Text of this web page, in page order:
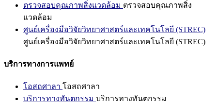
ตรวจสอบคุณภาพสิ่งแวดล้อม ตรวจสอบคุณภาพสิ่ง
แวดล้อม
ศูนย์เครื่องมือวิจัยวิทยาศาสตร์และเทคโนโลยี (STREC)
ศูนย์เครื่องมือวิจัยวิทยาศาสตร์และเทคโนโลยี (STREC)
บริการทางการแพทย์
โอสถศาลา โอสถศาลา
บริการทางทันตกรรม บริการทางทันตกรรม